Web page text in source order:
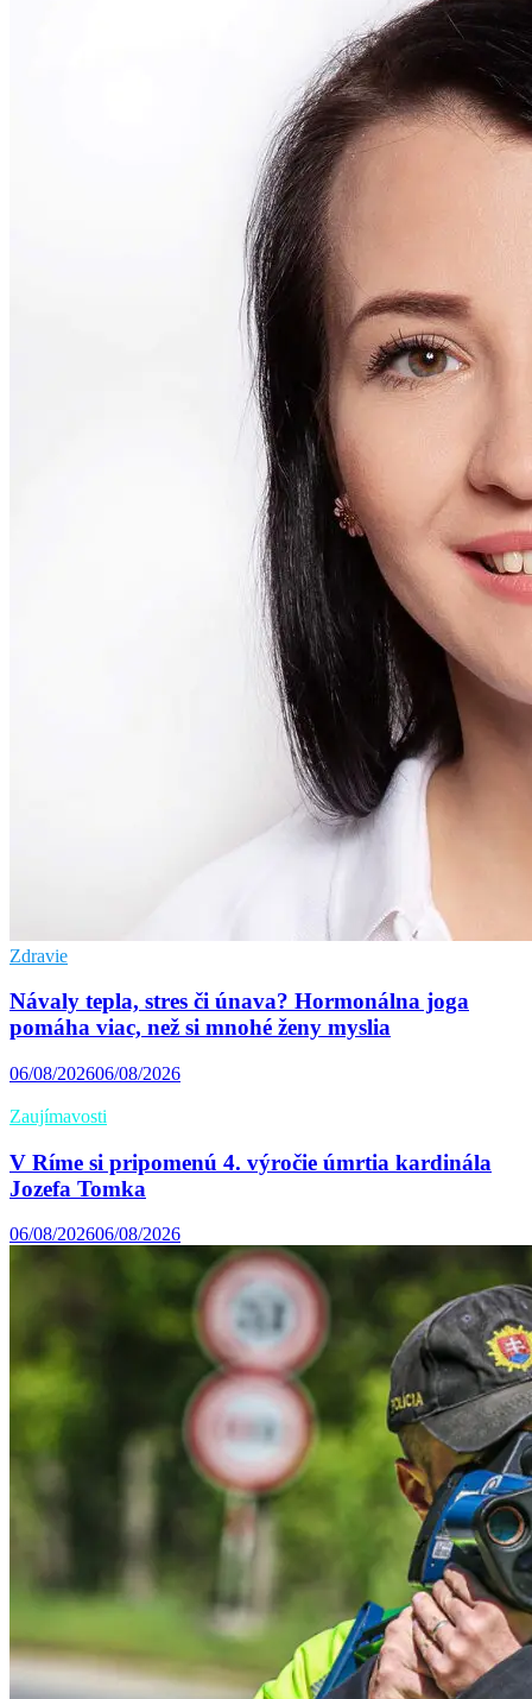
Zdravie
Návaly tepla, stres či únava? Hormonálna joga
pomáha viac, než si mnohé ženy myslia
06/08/202606/08/2026
Zaujímavosti
V Ríme si pripomenú 4. výročie úmrtia kardinála
Jozefa Tomka
06/08/202606/08/2026